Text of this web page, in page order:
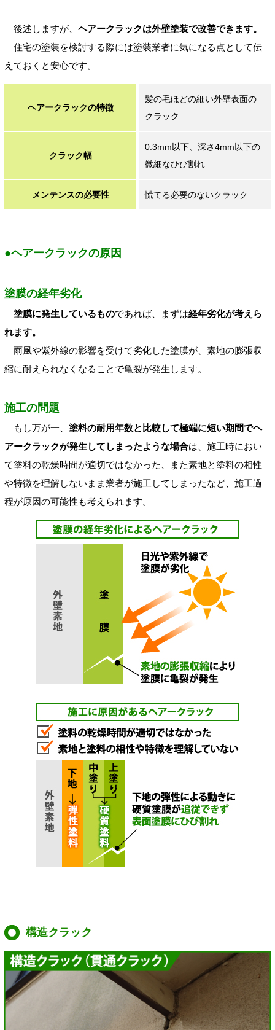
後述しますが、 ヘアークラックは外壁塗装で改善できます。
住宅の塗装を検討する際には塗装業者に気になる点として伝
えておくと安心です。
ヘアークラックの特徴
髪の毛ほどの細い外壁表面の
クラック
クラック幅
0.3mm以下、深さ4mm以下の
微細なひび割れ
メンテンスの必要性 慌てる必要のないクラック
●ヘアークラックの原因
塗膜の経年劣化
塗膜に発生しているものであれば、まずは経年劣化が考えら
れます。
雨風や紫外線の影響を受けて劣化した塗膜が、素地の膨張収
縮に耐えられなくなることで亀裂が発生します。
施工の問題
もし万が一、 塗料の耐用年数と比較して極端に短い期間でヘ
アークラックが発生してしまったような場合は、施工時におい
て塗料の乾燥時間が適切ではなかった、また素地と塗料の相性
や特徴を理解しないまま業者が施工してしまったなど、施工過
程が原因の可能性も考えられます。
構造クラック